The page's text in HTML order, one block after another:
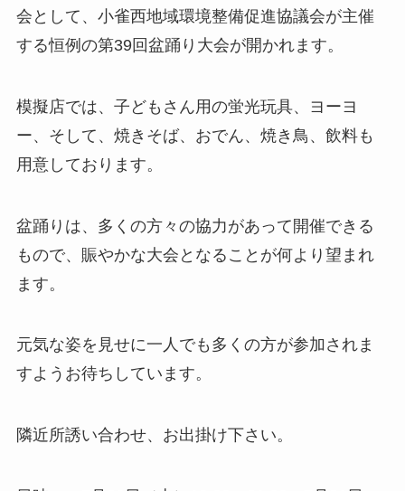
会として、小雀西地域環境整備促進協議会が主催
する恒例の第39回盆踊り大会が開かれます。
模擬店では、子どもさん用の蛍光玩具、ヨーヨ
ー、そして、焼きそば、おでん、焼き鳥、飲料も
用意しております。
盆踊りは、多くの方々の協力があって開催できる
もので、賑やかな大会となることが何より望まれ
ます。
元気な姿を見せに一人でも多くの方が参加されま
すようお待ちしています。
隣近所誘い合わせ、お出掛け下さい。